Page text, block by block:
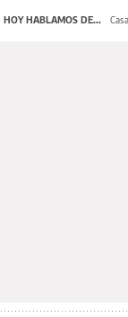
HOY HABLAMOS DE...